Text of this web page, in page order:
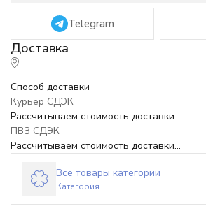
Telegram
Способ доставки
Курьер СДЭК
Рассчитываем стоимость доставки...
ПВЗ СДЭК
Рассчитываем стоимость доставки...
Все товары категории
Категория